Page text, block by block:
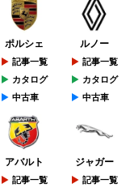
ポルシェ
記事一覧
カタログ
中古車
ルノー
記事一覧
カタログ
中古車
アバルト
記事一覧
ジャガー
記事一覧